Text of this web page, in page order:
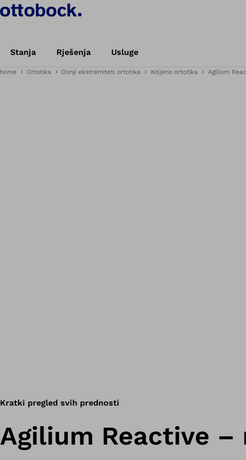
Stanja Rješenja Usluge
home Ortotika Donji ekstremiteti ortotika Koljeno ortotika Agilium
Kratki pregled svih prednosti
Agilium Reactive